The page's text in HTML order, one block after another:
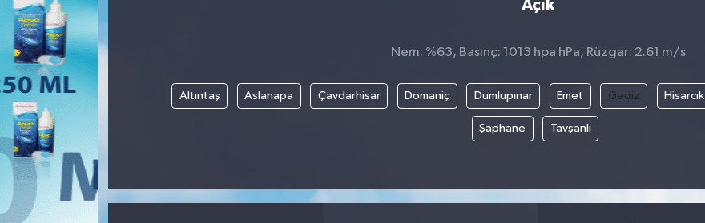
Açık
Nem: %63, Basınç: 1013 hpa hPa, Rüzgar: 2.61 m/s
Altıntaş Aslanapa Çavdarhisar Domaniç Dumlupınar Emet Gediz Hisarcık
Şaphane Tavşanlı